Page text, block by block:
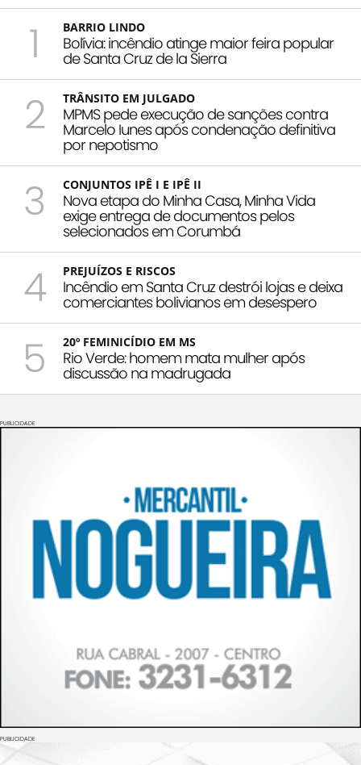
1 BARRIO LINDO
Bolívia: incêndio atinge maior feira popular
de Santa Cruz de la Sierra
2 TRÂNSITO EM JULGADO
MPMS pede execução de sanções contra
Marcelo Iunes após condenação definitiva
por nepotismo
3 CONJUNTOS IPÊ I E IPÊ II
Nova etapa do Minha Casa, Minha Vida
exige entrega de documentos pelos
selecionados em Corumbá
4 PREJUÍZOS E RISCOS
Incêndio em Santa Cruz destrói lojas e deixa
comerciantes bolivianos em desespero
5 20º FEMINICÍDIO EM MS
Rio Verde: homem mata mulher após
discussão na madrugada
PUBLICIDADE
PUBLICIDADE